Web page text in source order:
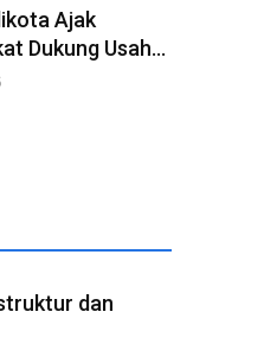
Ajak
Dukung Usaha
dan